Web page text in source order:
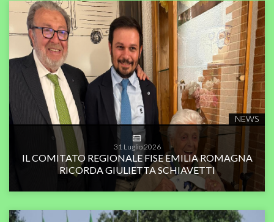
NEWS
31 Luglio2026
IL COMITATO REGIONALE FISE EMILIA ROMAGNA
RICORDA GIULIETTA SCHIAVETTI